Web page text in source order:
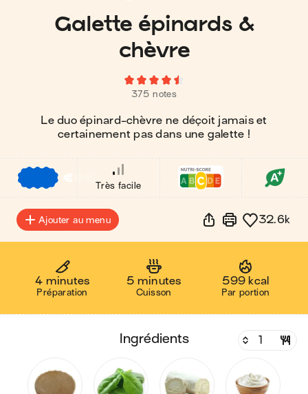
Galette épinards &
chèvre
375 notes
Le duo épinard-chèvre ne déçoit jamais et
certainement pas dans une galette !
€
Très facile
Ajouter au menu 32.6k
4 minutes
Préparation
5 minutes
Cuisson
599 kcal
Par portion
ingrédients